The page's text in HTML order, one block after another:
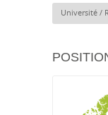
Université /